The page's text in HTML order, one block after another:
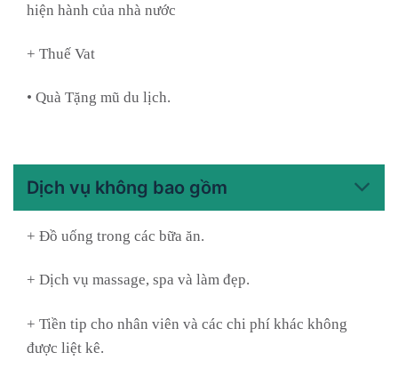
hiện hành của nhà nước
+ Thuế Vat
• Quà Tặng mũ du lịch.
Dịch vụ không bao gồm
+ Đồ uống trong các bữa ăn.
+ Dịch vụ massage, spa và làm đẹp.
+ Tiền tip cho nhân viên và các chi phí khác không
được liệt kê.